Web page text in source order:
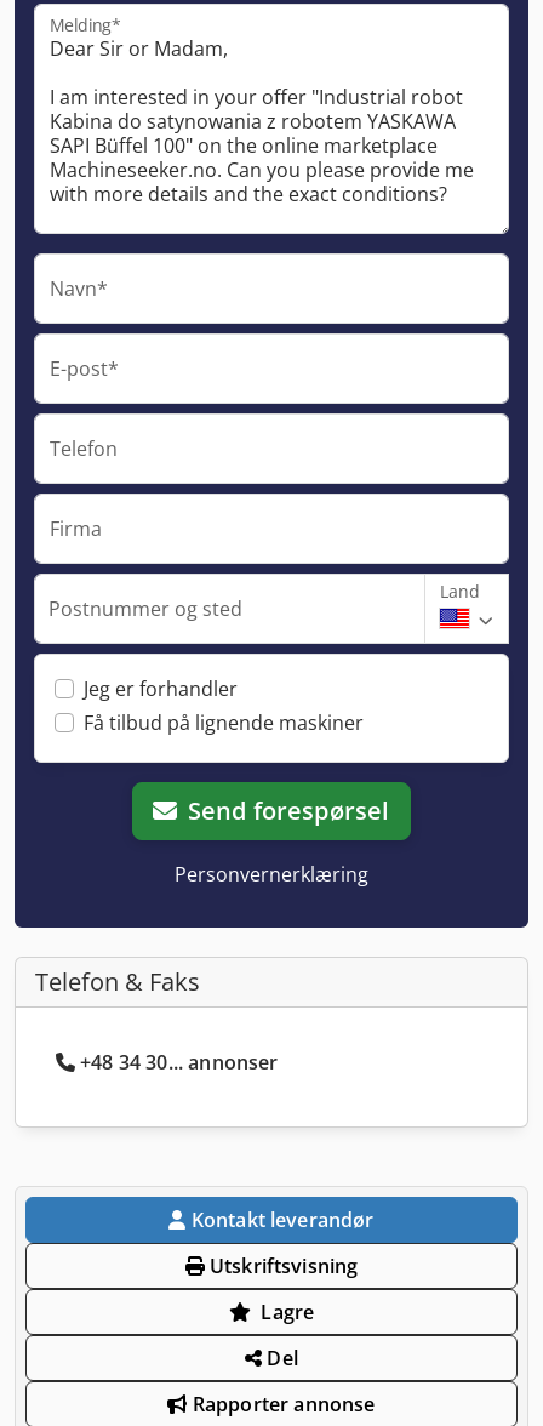
Melding*
Navn*
E-post*
Telefon
Firma
Postnummer og sted
Land
Jeg er forhandler
Få tilbud på lignende maskiner
Send forespørsel
Personvernerklæring
Telefon & Faks
+48 34 30... annonser
Kontakt leverandør
Utskriftsvisning
Lagre
Del
Rapporter annonse